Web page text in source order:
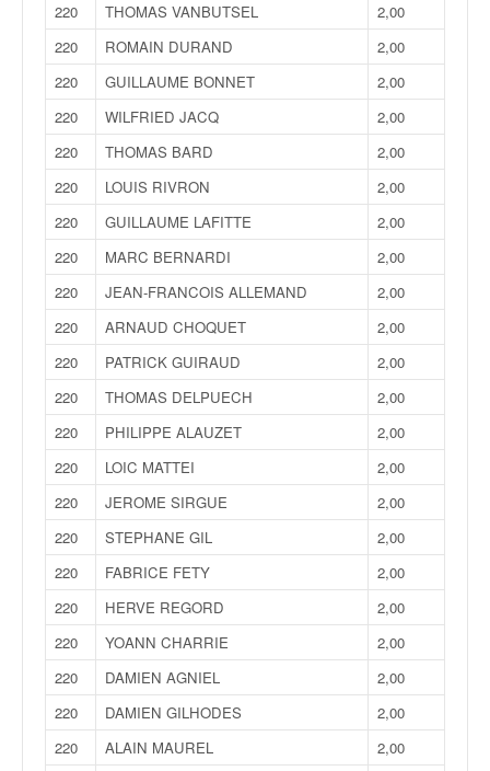
220
THOMAS VANBUTSEL
2,00
220
ROMAIN DURAND
2,00
220
GUILLAUME BONNET
2,00
220
WILFRIED JACQ
2,00
220
THOMAS BARD
2,00
220
LOUIS RIVRON
2,00
220
GUILLAUME LAFITTE
2,00
220
MARC BERNARDI
2,00
220
JEAN-FRANCOIS ALLEMAND
2,00
220
ARNAUD CHOQUET
2,00
220
PATRICK GUIRAUD
2,00
220
THOMAS DELPUECH
2,00
220
PHILIPPE ALAUZET
2,00
220
LOIC MATTEI
2,00
220
JEROME SIRGUE
2,00
220
STEPHANE GIL
2,00
220
FABRICE FETY
2,00
220
HERVE REGORD
2,00
220
YOANN CHARRIE
2,00
220
DAMIEN AGNIEL
2,00
220
DAMIEN GILHODES
2,00
220
ALAIN MAUREL
2,00